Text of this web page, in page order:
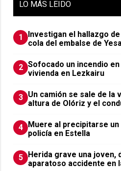
LO MÁS LEIDO
1
Investigan el hallazgo
cola del embalse de
2 Sofocado un incendio
vivienda en Lezkairu
3 Un camión se sale de la
altura de Olóriz y el
4 Muere al precipitarse un
policía en Estella
5 Herida grave una joven,
aparatoso accidente en